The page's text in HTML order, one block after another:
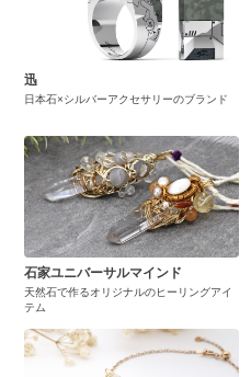
迅
日本石×シルバーアクセサリーのブランド
石家ユニバーサルマインド
天然石で作るオリジナルのヒーリングアイ
テム